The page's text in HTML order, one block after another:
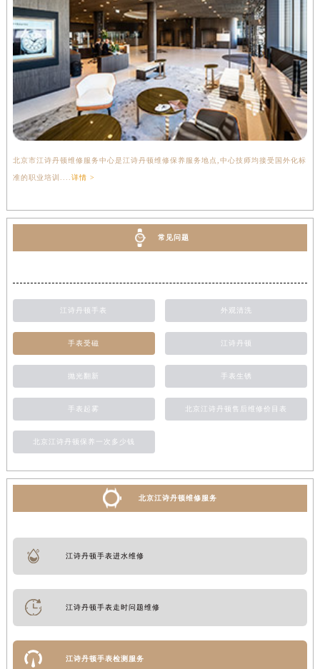
北京市江诗丹顿维修服务中心是江诗丹顿维修保养服务地点,中心技师均接受国外化标
准的职业培训....详情 >
常见问题
江诗丹顿手表 外观清洗
手表受磁 江诗丹顿
抛光翻新 手表生锈
手表起雾 北京江诗丹顿售后维修价目表
北京江诗丹顿保养一次多少钱
北京江诗丹顿维修服务
江诗丹顿手表进水维修
江诗丹顿手表走时问题维修
江诗丹顿手表检测服务